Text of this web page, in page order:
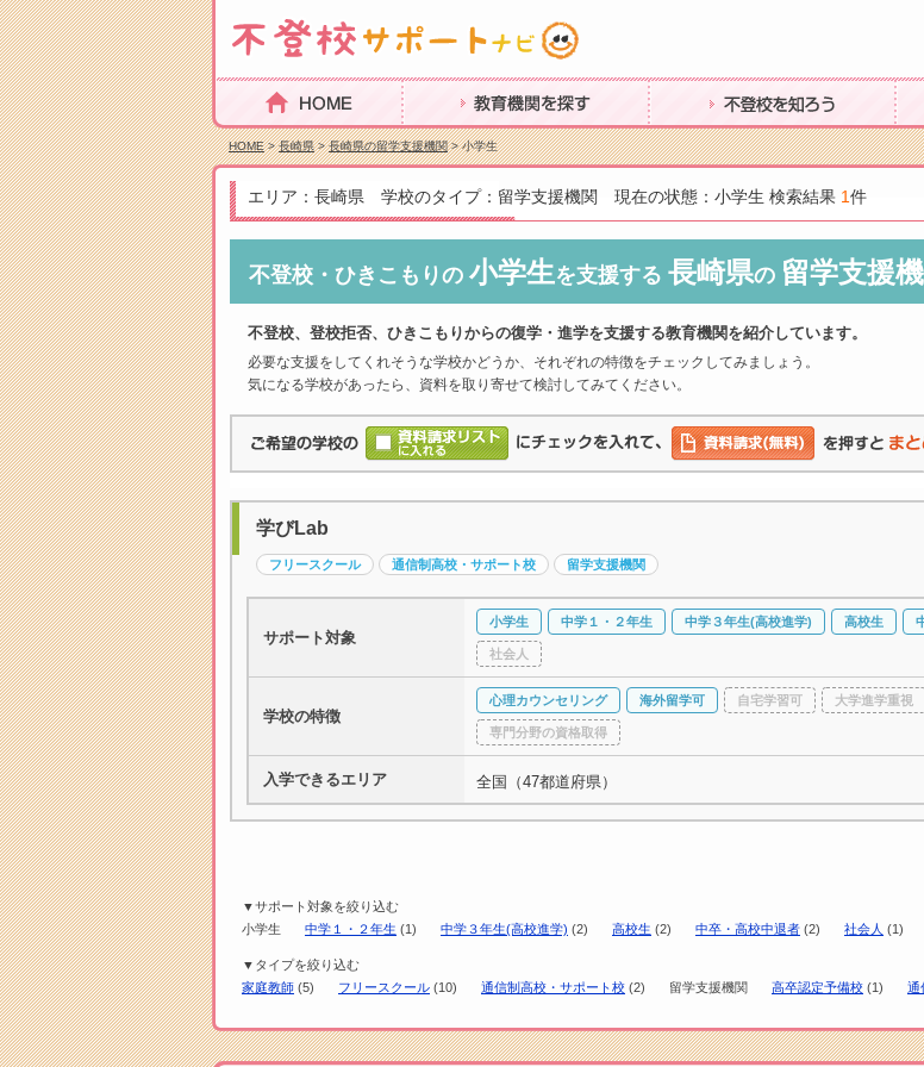
HOME 教育機関を探す 不登校を知ろう み
HOME>長崎県>長崎県の留学支援機関> 小学生
エリア：長崎県 学校のタイプ：留学支援機関 現在の状態：小学生 検索結果 1件
不登校・ひきこもりの 小学生を支援する 長崎県の 留学支援
不登校、登校拒否、ひきこもりからの復学・進学を支援する教育機関を紹介しています。
必要な支援をしてくれそうな学校かどうか、それぞれの特徴をチェックしてみましょう。
気になる学校があったら、資料を取り寄せて検討してみてください。
学びLab
フリースクール 通信制高校・サポート校 留学支援機関
サポート対象
小学生 中学１・２年生 中学３年生(高校進学) 高校生
社会人
学校の特徴
心理カウンセリング 海外留学可 自宅学習可 大学進学重視
専門分野の資格取得
入学できるエリア 全国（47都道府県）
▼サポート対象を絞り込む
小学生
中学１・２年生 (1) 中学３年生(高校進学) (2) 高校生 (2) 中卒・高校中退者 (2) 社会人 (1)
▼タイプを絞り込む
家庭教師 (5) フリースクール (10) 通信制高校・サポート校 (2) 留学支援機関 高卒認定予備校 (1) 通